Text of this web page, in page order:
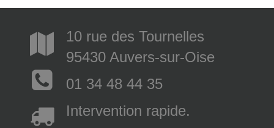
10 rue des Tournelles
95430 Auvers-sur-Oise
01 34 48 44 35
Intervention rapide.